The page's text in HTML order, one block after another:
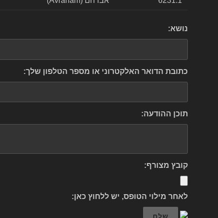
נושא:
כתובת הדואר האלקטרוני או מספר הטלפון שלך:
תוכן ההודעה:
קובץ מצורף:
לאחר מילוי הטופס, יש ללחוץ כאן:
שלח